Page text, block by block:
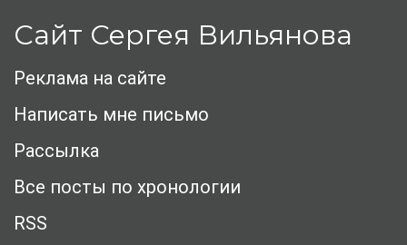
Сайт Сергея Вильянова
Реклама на сайте
Написать мне письмо
Рассылка
Все посты по хронологии
RSS